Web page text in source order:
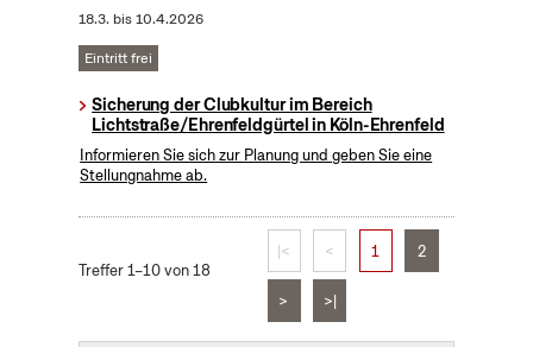
18.3. bis10.4.2026
Eintritt frei
Sicherung der Clubkultur im Bereich
Lichtstraße/Ehrenfeldgürtel in Köln-Ehrenfeld
Informieren Sie sich zur Planung und geben Sie eine
Stellungnahme ab.
Treffer 1–10 von 18
|< < 1 2
> >|